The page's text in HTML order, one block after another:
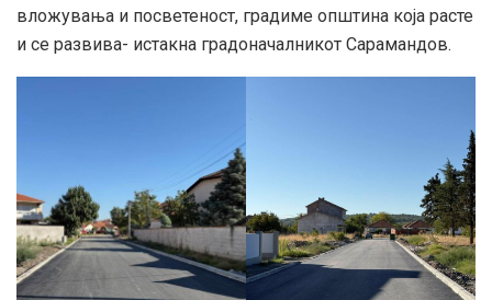
вложувања и посветеност, градиме општина која расте
и се развива- истакна градоначалникот Сарамандов.